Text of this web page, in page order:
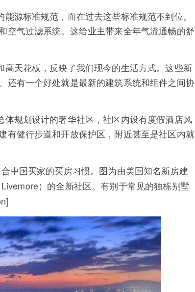
源标准规范，而在过去这些标准规范不到位。
空气过滤系统。这给业主带来全年气流通畅的舒
天花板，反映了我们现今的生活方式。这些新
还有一个好处就是最新的建筑系统和组件之间协
规划设计的奢华社区，社区内设有度假酒店风
有健行步道和开放保护区，附近甚至是社区内就
中国买家的买房习惯。图为由美国知名新房建
）的全新社区。有别于常见的独栋别墅